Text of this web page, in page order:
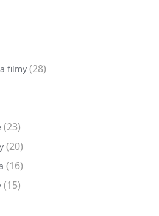
filmy (28)
(23)
(20)
(16)
(15)